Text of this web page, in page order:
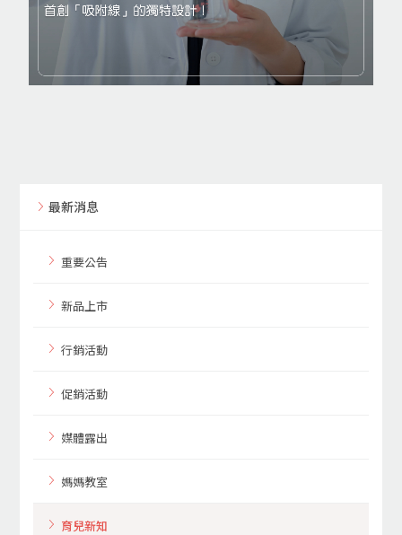
最新消息
重要公告
新品上市
行銷活動
促銷活動
媒體露出
媽媽教室
育兒新知